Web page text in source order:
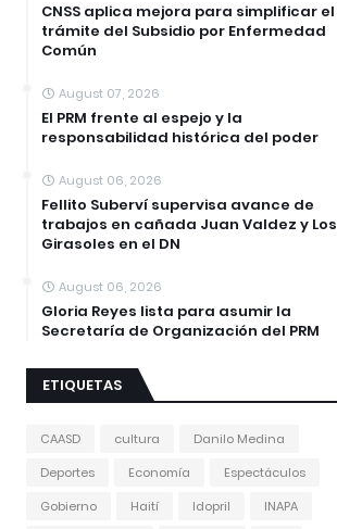
CNSS aplica mejora para simplificar el
trámite del Subsidio por Enfermedad
Común
August 07, 2026
El PRM frente al espejo y la
responsabilidad histórica del poder
August 06, 2026
Fellito Suberví supervisa avance de
trabajos en cañada Juan Valdez y Los
Girasoles en el DN
August 06, 2026
Gloria Reyes lista para asumir la
Secretaría de Organización del PRM
ETIQUETAS
CAASD cultura
Danilo Medina
Deportes
Economía
Espectáculos
Gobierno
Haití Idopril
INAPA